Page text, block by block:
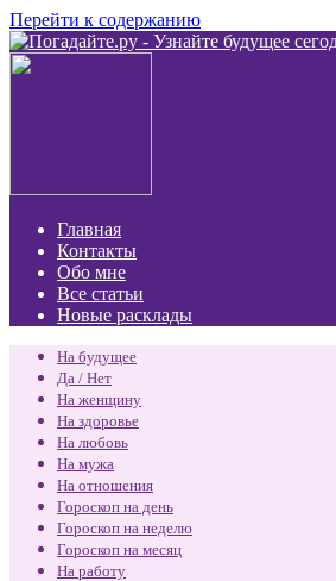
Перейти к содержанию
Главная
Контакты
Обо мне
Все статьи
Новые расклады
На будущее
Да / Нет
На женщину
На здоровье
На любовь
На мужа
На отношения
Гороскоп на день
Гороскоп на неделю
Гороскоп на месяц
На работу